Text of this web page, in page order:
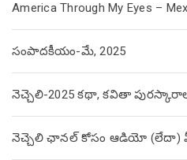
America Through My Eyes –
సంపాదకీయం-మే, 2025
నెచ్చెలి-2025 కథా, కవితా
నెచ్చెలి ఛానల్ కోసం ఆడియో (లేదా)